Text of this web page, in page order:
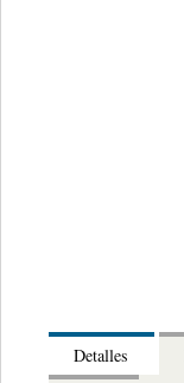
Detalles